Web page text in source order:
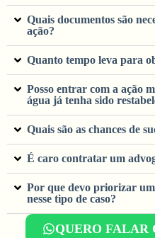
Quais documentos são
ação?
Quanto tempo leva para
Posso entrar com a ação
água já tenha sido
Quais são as chances de
É caro contratar um
Por que devo priorizar
nesse tipo de caso?
QUERO FALAR